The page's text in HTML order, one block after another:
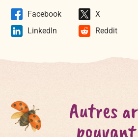
Facebook X
LinkedIn
Reddit
Autres